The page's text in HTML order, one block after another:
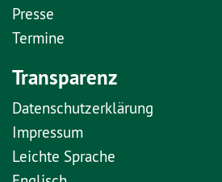
Presse
Termine
Transparenz
Datenschutzerklärung
Impressum
Leichte Sprache